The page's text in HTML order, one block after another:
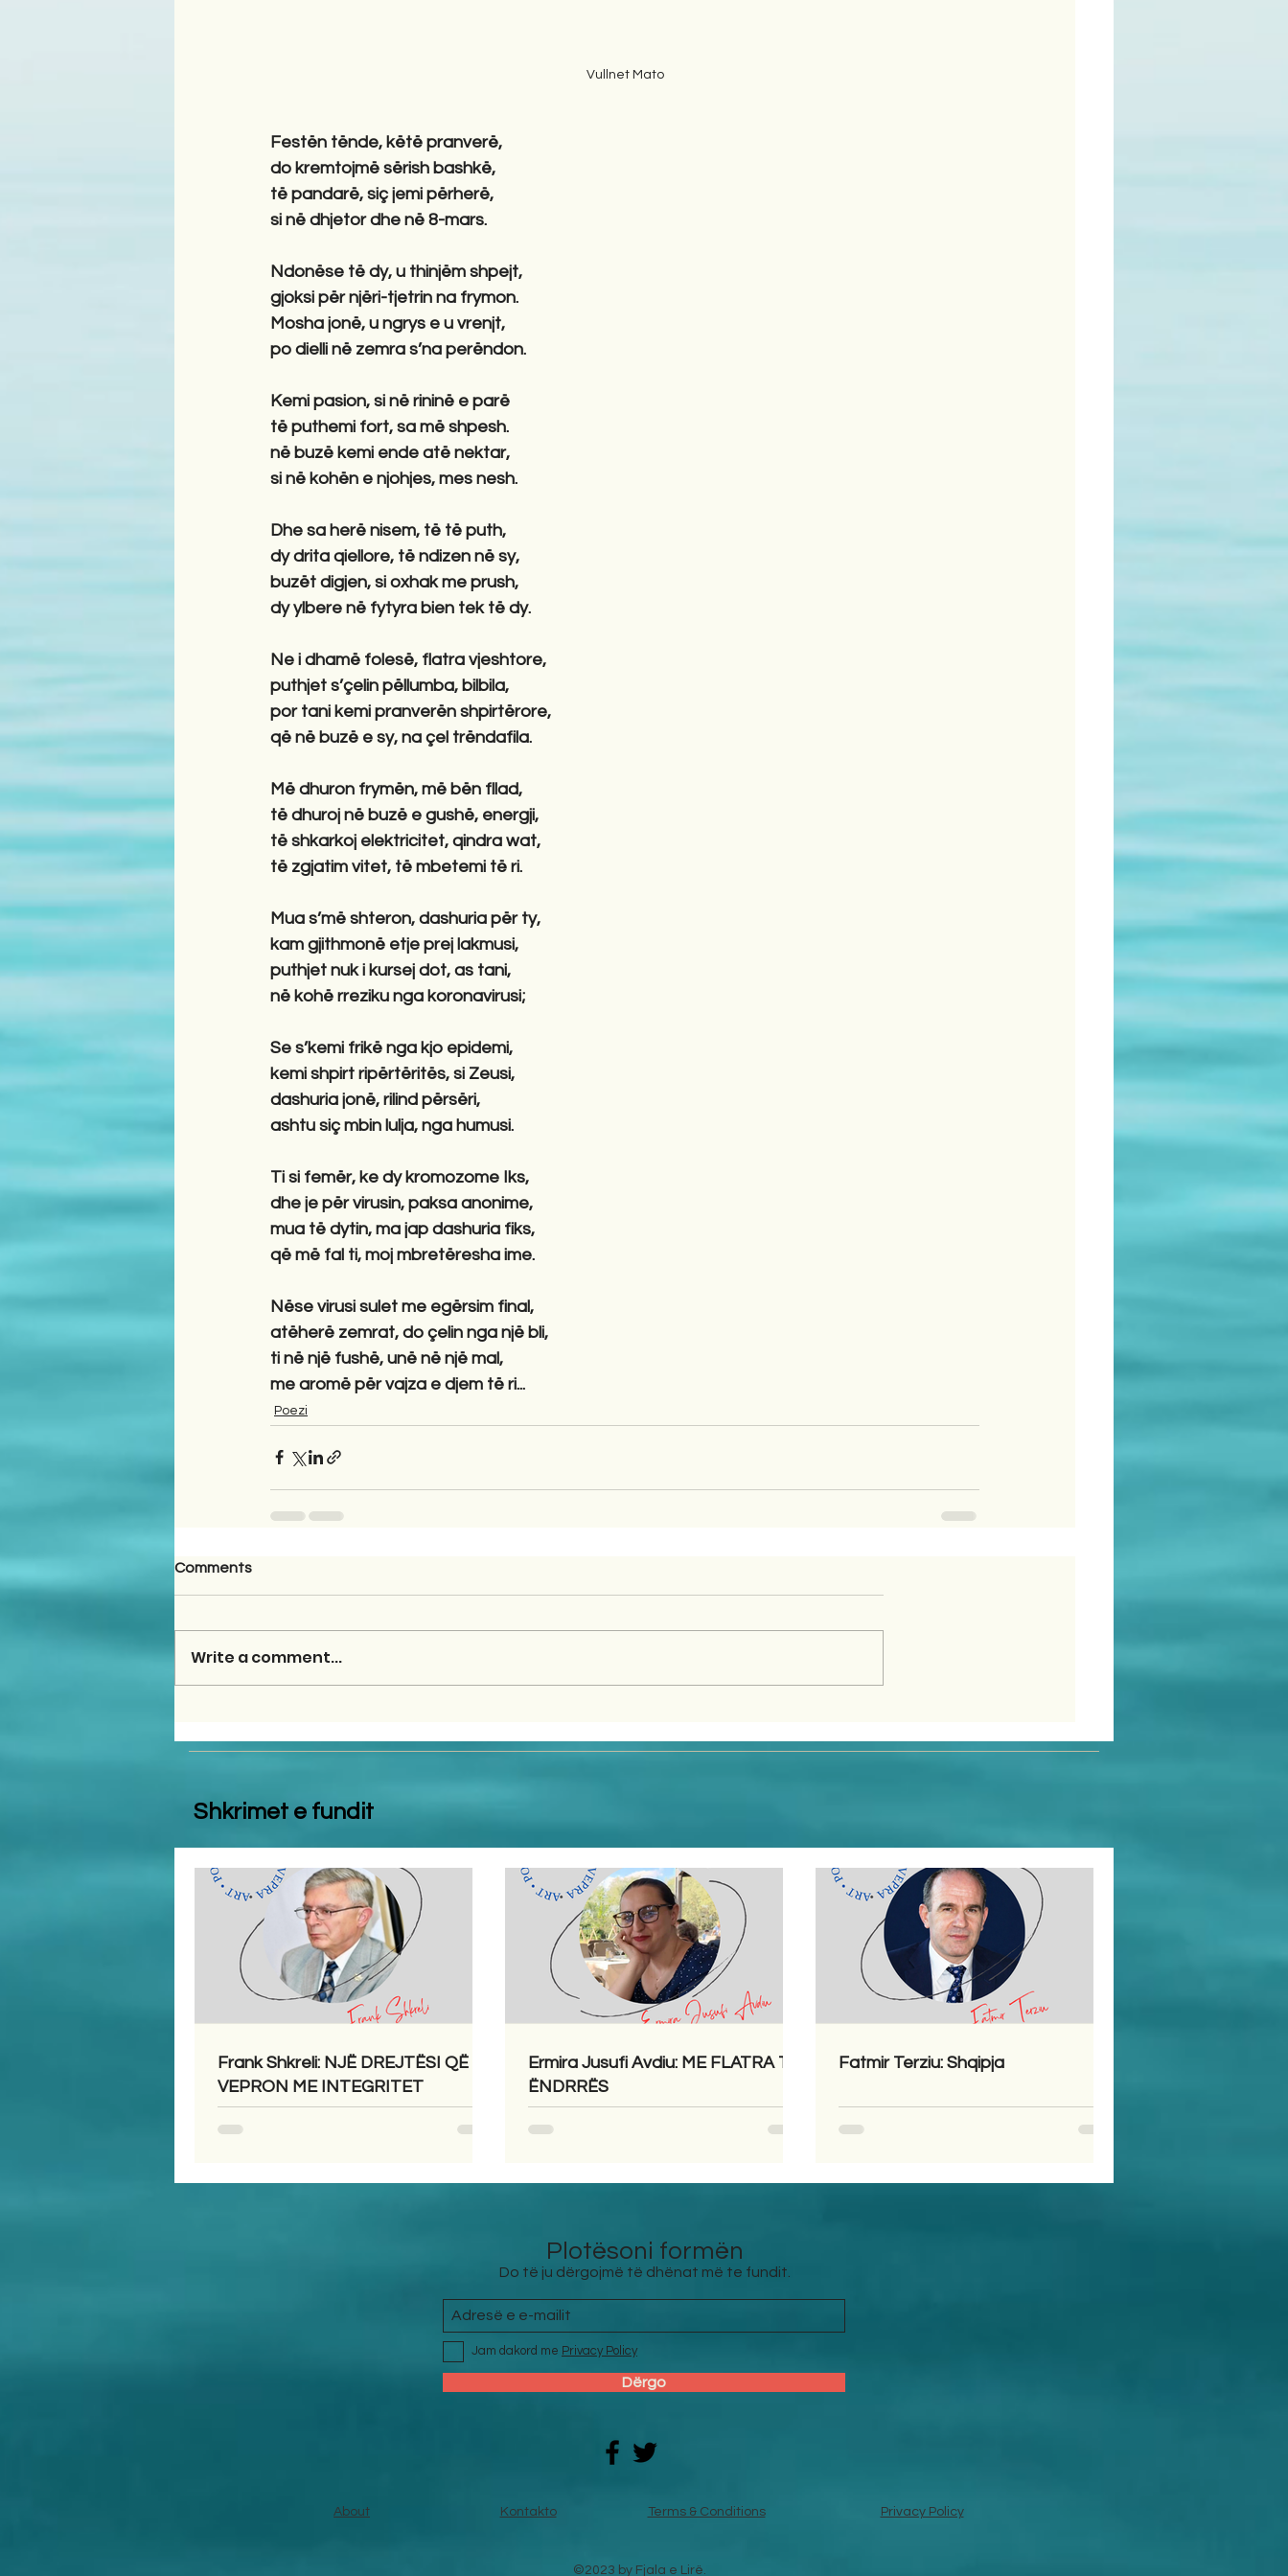
Vullnet Mato
Festën tënde, këtë pranverë,
do kremtojmë sërish bashkë,
të pandarë, siç jemi përherë,
si në dhjetor dhe në 8-mars.
Ndonëse të dy, u thinjëm shpejt,
gjoksi për njëri-tjetrin na frymon.
Mosha jonë, u ngrys e u vrenjt,
po dielli në zemra s’na perëndon.
Kemi pasion, si në rininë e parë
të puthemi fort, sa më shpesh.
në buzë kemi ende atë nektar,
si në kohën e njohjes, mes nesh.
Dhe sa herë nisem, të të puth,
dy drita qiellore, të ndizen në sy,
buzët digjen, si oxhak me prush,
dy ylbere në fytyra bien tek të dy.
Ne i dhamë folesë, flatra vjeshtore,
puthjet s’çelin pëllumba, bilbila,
por tani kemi pranverën shpirtërore,
që në buzë e sy, na çel trëndafila.
Më dhuron frymën, më bën fllad,
të dhuroj në buzë e gushë, energji,
të shkarkoj elektricitet, qindra wat,
të zgjatim vitet, të mbetemi të ri.
Mua s’më shteron, dashuria për ty,
kam gjithmonë etje prej lakmusi,
puthjet nuk i kursej dot, as tani,
në kohë rreziku nga koronavirusi;
Se s’kemi frikë nga kjo epidemi,
kemi shpirt ripërtëritës, si Zeusi,
dashuria jonë, rilind përsëri,
ashtu siç mbin lulja, nga humusi.
Ti si femër, ke dy kromozome Iks,
dhe je për virusin, paksa anonime,
mua të dytin, ma jap dashuria fiks,
që më fal ti, moj mbretëresha ime.
Nëse virusi sulet me egërsim final,
atëherë zemrat, do çelin nga një bli,
ti në një fushë, unë në një mal,
me aromë për vajza e djem të ri...
Poezi
Comments
Write a comment...
Shkrimet e fundit
Frank Shkreli: NJË DREJTËSI QË
VEPRON ME INTEGRITET
Ermira Jusufi Avdiu: ME FLATRA TË
ËNDRRËS
Fatmir Terziu: Shqipja
Plotësoni formën
Do të ju dërgojmë të dhënat më te fundit.
Jam dakord me Privacy Policy
Dërgo
About Kontakto Terms & Conditions Privacy Policy
©2023 by Fjala e Lirë.